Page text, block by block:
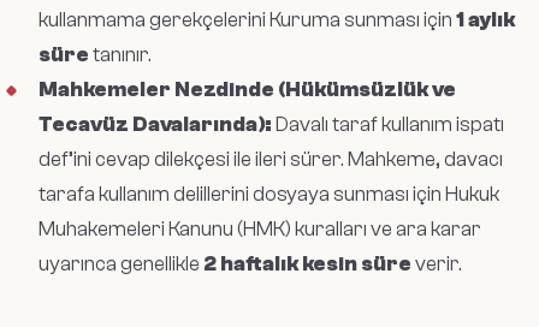
kullanmama gerekçelerini Kuruma sunması için 1 aylık
süre tanınır.
Mahkemeler Nezdinde (Hükümsüzlük ve
Tecavüz Davalarında): Davalı taraf kullanım ispatı
def’ini cevap dilekçesi ile ileri sürer. Mahkeme, davacı
tarafa kullanım delillerini dosyaya sunması için Hukuk
Muhakemeleri Kanunu (HMK) kuralları ve ara karar
uyarınca genellikle 2 haftalık kesin süre verir.